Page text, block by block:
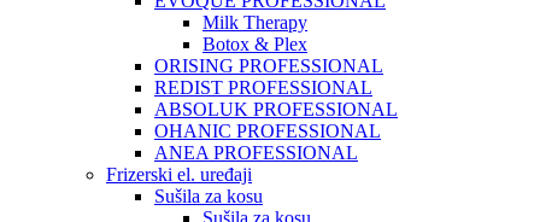
Milk Therapy
Botox & Plex
ORISING PROFESSIONAL
REDIST PROFESSIONAL
ABSOLUK PROFESSIONAL
OHANIC PROFESSIONAL
ANEA PROFESSIONAL
Frizerski el. uređaji
Sušila za kosu